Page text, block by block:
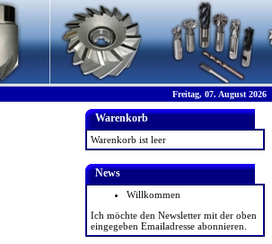
Freitag, 07. August 2026
Warenkorb
Warenkorb ist leer
News
Willkommen
Ich möchte den Newsletter mit der oben
eingegeben Emailadresse abonnieren.